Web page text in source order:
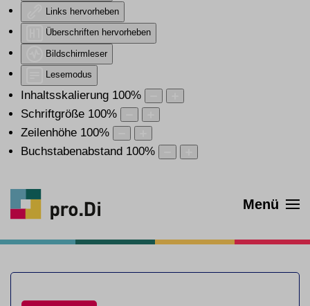
Links hervorheben
Überschriften hervorheben
Bildschirmleser
Lesemodus
Inhaltsskalierung 100%
Schriftgröße 100%
Zeilenhöhe 100%
Buchstabenabstand 100%
Menü